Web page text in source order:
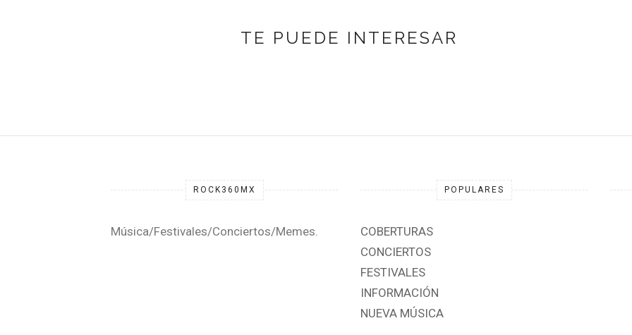
TE PUEDE INTERESAR
ROCK360MX
Música/Festivales/Conciertos/Memes.
POPULARES
COBERTURAS
CONCIERTOS
FESTIVALES
INFORMACIÓN
NUEVA MÚSICA